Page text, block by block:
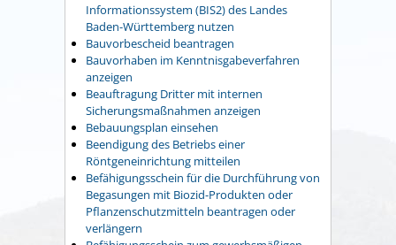
Informationssystem (BIS2) des Landes
Baden-Württemberg nutzen
Bauvorbescheid beantragen
Bauvorhaben im Kenntnisgabeverfahren
anzeigen
Beauftragung Dritter mit internen
Sicherungsmaßnahmen anzeigen
Bebauungsplan einsehen
Beendigung des Betriebs einer
Röntgeneinrichtung mitteilen
Befähigungsschein für die Durchführung von
Begasungen mit Biozid-Produkten oder
Pflanzenschutzmitteln beantragen oder
verlängern